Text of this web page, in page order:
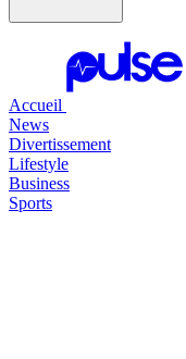
Accueil
News
Divertissement
Lifestyle
Business
Sports